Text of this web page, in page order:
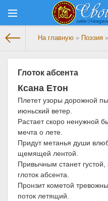
На главную » Поэзия
Глоток абсента
Ксана Етон
Плетет узоры дорожной
июньский ветер.
Растает скоро ненужной
мечта о лете.
Придут метанья души
щемящей лентой.
Привычным станет густой,
глоток абсента.
Пронзит кометой
поток летящий.